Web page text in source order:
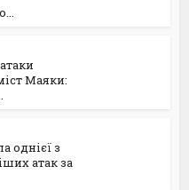
Маяки:
однієї з
атак за